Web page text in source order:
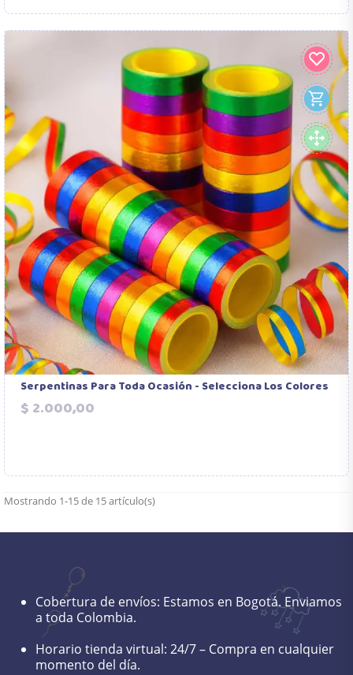
Serpentinas Para Toda Ocasión - Selecciona Los Colores
$ 2.000,00
Mostrando 1-15 de 15 artículo(s)
Cobertura de envíos: Estamos en Bogotá. Enviamos
a toda Colombia.
Horario tienda virtual: 24/7 – Compra en cualquier
momento del día.